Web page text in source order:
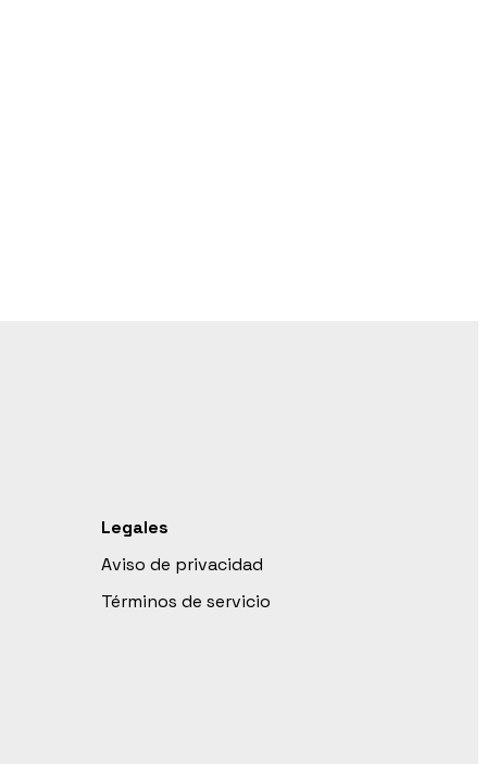
Legales
Aviso de privacidad
Términos de servicio